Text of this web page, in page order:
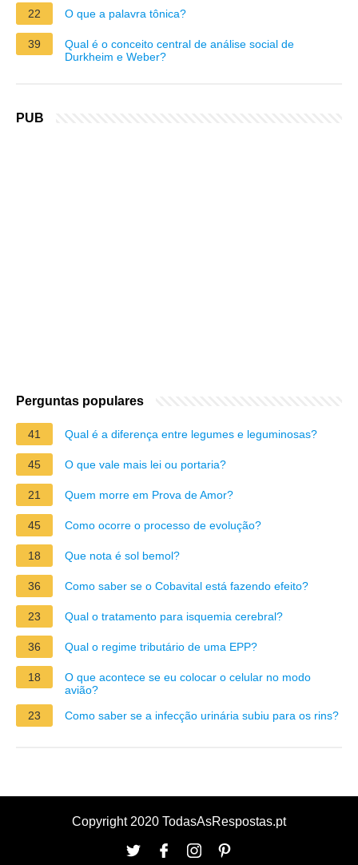
22 O que a palavra tônica?
39
Qual é o conceito central de análise social de
Durkheim e Weber?
PUB
Perguntas populares
41 Qual é a diferença entre legumes e leguminosas?
45 O que vale mais lei ou portaria?
21 Quem morre em Prova de Amor?
45 Como ocorre o processo de evolução?
18 Que nota é sol bemol?
36 Como saber se o Cobavital está fazendo efeito?
23 Qual o tratamento para isquemia cerebral?
36 Qual o regime tributário de uma EPP?
18
O que acontece se eu colocar o celular no modo
avião?
23
Como saber se a infecção urinária subiu para os rins?
Copyright 2020 TodasAsRespostas.pt